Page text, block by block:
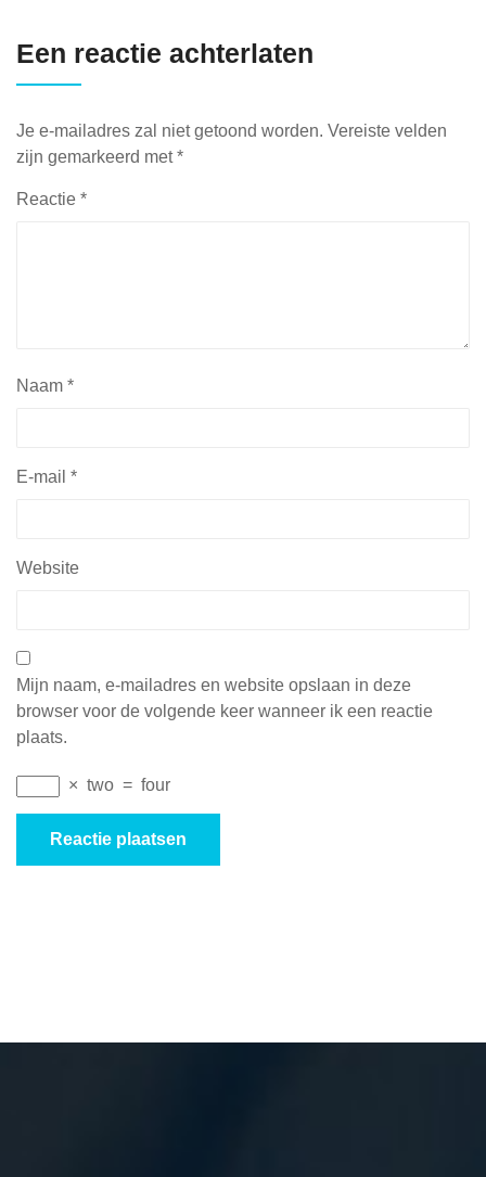
Een reactie achterlaten
Je e-mailadres zal niet getoond worden. Vereiste velden
zijn gemarkeerd met*
Reactie *
Naam *
E-mail *
Website
Mijn naam, e-mailadres en website opslaan in deze
browser voor de volgende keer wanneer ik een reactie
plaats.
× two = four